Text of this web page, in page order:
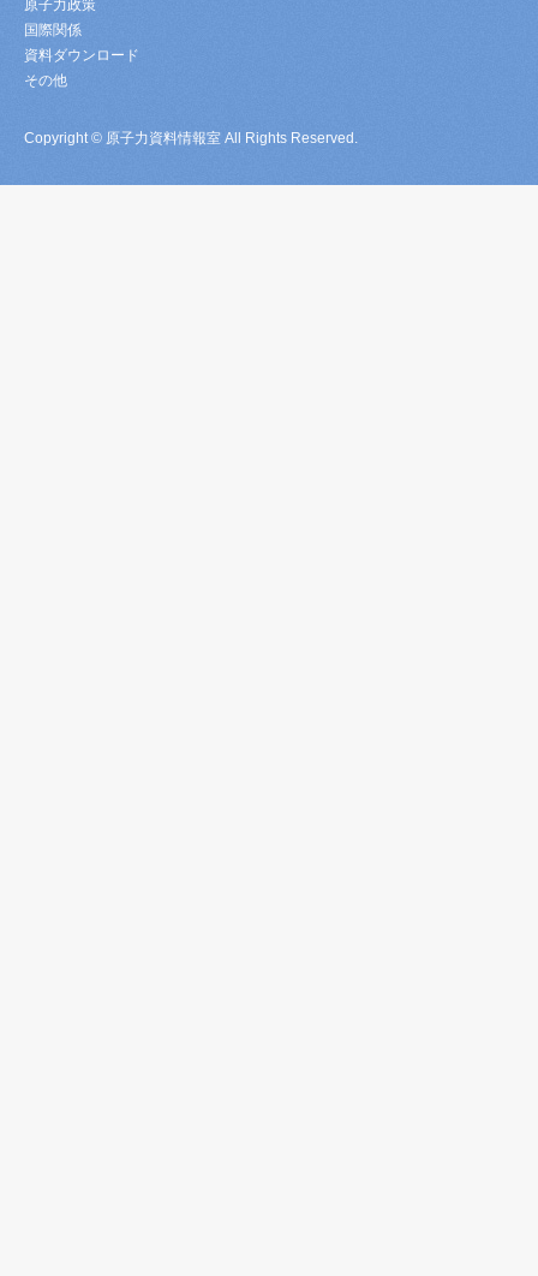
原子力政策
国際関係
資料ダウンロード
その他
Copyright © 原子力資料情報室 All Rights Reserved.